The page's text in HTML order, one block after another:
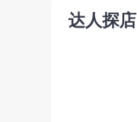
达人探店